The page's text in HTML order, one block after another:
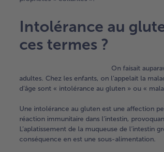
Intolérance au
ces termes ?
On faisait
adultes. Chez les enfants, on l’appelait la
d’âge sont « intolérance au gluten » ou «
Une intolérance au gluten est une affection
réaction immunitaire dans l’intestin,
L’aplatissement de la muqueuse de
conséquence en est une sous-alimentation.